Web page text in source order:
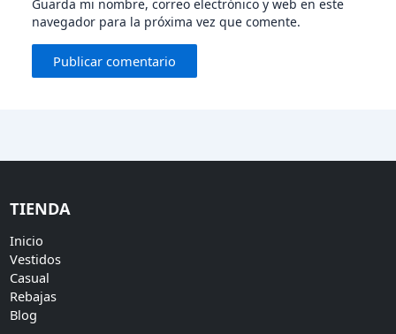
Guarda mi nombre, correo electrónico y web en este
navegador para la próxima vez que comente.
TIENDA
Inicio
Vestidos
Casual
Rebajas
Blog